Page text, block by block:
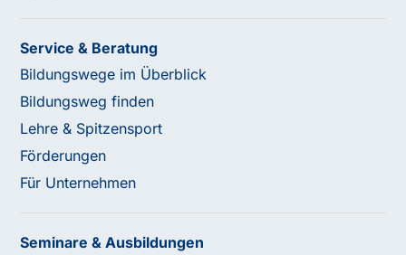
Service & Beratung
Bildungswege im Überblick
Bildungsweg finden
Lehre & Spitzensport
Förderungen
Für Unternehmen
Seminare & Ausbildungen